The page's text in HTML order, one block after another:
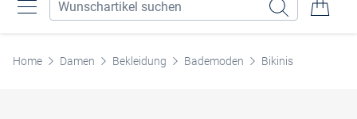
Home Damen Bekleidung Bademoden Bikinis